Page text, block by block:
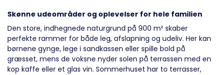
Skønne udeområder og oplevelser for hele familien
Den store, indhegnede naturgrund på 900 m² skaber
perfekte rammer for både leg, afslapning og udeliv. Her kan
børnene gynge, lege i sandkassen eller spille bold på
græsset, mens de voksne nyder solen på terrassen med en
kop kaffe eller et glas vin. Sommerhuset har to terrasser,